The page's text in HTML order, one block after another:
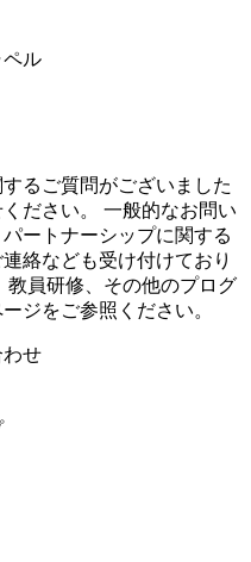
ル
るご質問がございました
ださい。 一般的なお問い
ートナーシップに関する
絡なども受け付けており
教員研修、その他のプログ
ジをご参照ください。
せ